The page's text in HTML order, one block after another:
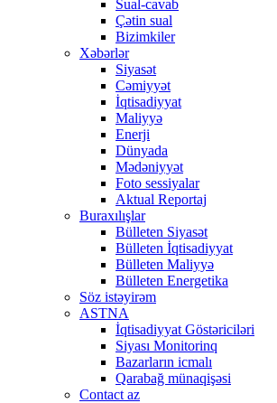
Sual-cavab
Çətin sual
Bizimkiler
Xəbərlər
Siyasət
Cəmiyyət
İqtisadiyyat
Maliyyə
Enerji
Dünyada
Mədəniyyət
Foto sessiyalar
Aktual Reportaj
Buraxılışlar
Bülleten Siyasət
Bülleten İqtisadiyyat
Bülleten Maliyyə
Bülleten Energetika
Söz istəyirəm
ASTNA
İqtisadiyyat Göstəriciləri
Siyası Monitorinq
Bazarların icmalı
Qarabağ münaqişəsi
Contact az